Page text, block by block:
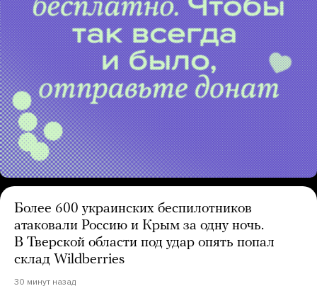
Более 600 украинских беспилотников
атаковали Россию и Крым за одну ночь.
В Тверской области под удар опять попал
склад Wildberries
30 минут назад